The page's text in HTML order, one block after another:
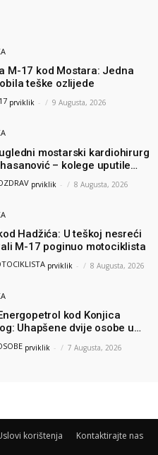
M-17 kod Mostara: Jedna
teške ozlijede
prviklik - 9 Augusta, 2026
mostarski kardiohirurg
– kolege uputile
poruku
prviklik - 8 Augusta, 2026
Hadžića: U teškoj nesreći
M-17 poginuo motociklista
prviklik - 8 Augusta, 2026
kod Konjica
Uhapšene dvije osobe u
prviklik - 7 Augusta, 2026
korištenja Kontaktirajte nas